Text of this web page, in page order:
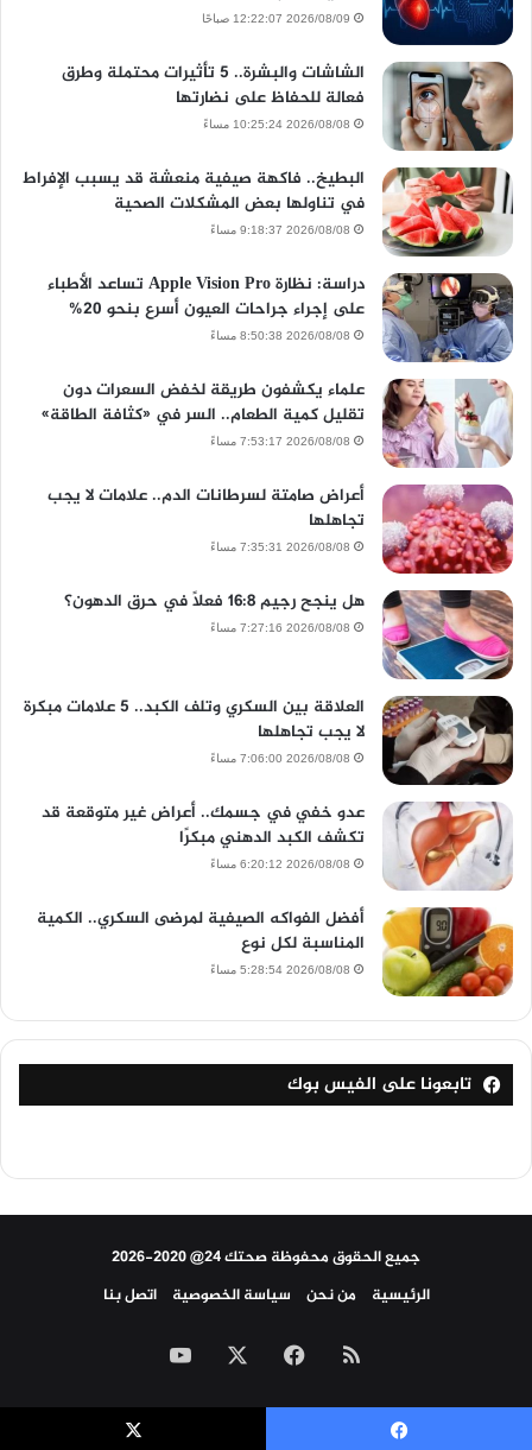
2026/08/09 12:22:07 صباحًا
الشاشات والبشرة.. 5 تأثيرات محتملة وطرق
فعالة للحفاظ على نضارتها
2026/08/08 10:25:24 مساءً
البطيخ.. فاكهة صيفية منعشة قد يسبب الإفراط
في تناولها بعض المشكلات الصحية
2026/08/08 9:18:37 مساءً
دراسة: نظارة Apple Vision Pro تساعد الأطباء
على إجراء جراحات العيون أسرع بنحو 20%
2026/08/08 8:50:38 مساءً
علماء يكشفون طريقة لخفض السعرات دون
تقليل كمية الطعام.. السر في «كثافة الطاقة»
2026/08/08 7:53:17 مساءً
أعراض صامتة لسرطانات الدم.. علامات لا يجب
تجاهلها
2026/08/08 7:35:31 مساءً
هل ينجح رجيم 16:8 فعلًا في حرق الدهون؟
2026/08/08 7:27:16 مساءً
العلاقة بين السكري وتلف الكبد.. 5 علامات مبكرة
لا يجب تجاهلها
2026/08/08 7:06:00 مساءً
عدو خفي في جسمك.. أعراض غير متوقعة قد
تكشف الكبد الدهني مبكرًا
2026/08/08 6:20:12 مساءً
أفضل الفواكه الصيفية لمرضى السكري.. الكمية
المناسبة لكل نوع
2026/08/08 5:28:54 مساءً
تابعونا على الفيس بوك
جميع الحقوق محفوظة صحتك 24@ 2020-2026
الرئيسية
من نحن سياسة الخصوصية اتصل بنا
ملخص
الموقع
فيسبوك ‫YouTube